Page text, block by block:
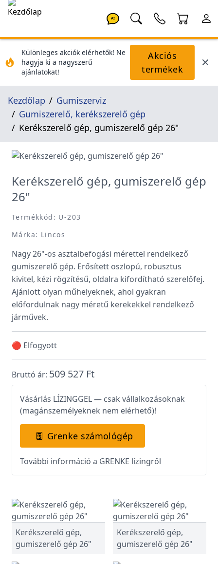
AI
Különleges akciók elérhetők! Ne
hagyja ki a nagyszerű
ajánlatokat!
Akciós
termékek
Kezdőlap
Gumiszerviz
Gumiszerelő, kerékszerelő gép
Kerékszerelő gép, gumiszerelő gép 26"
Kerékszerelő gép, gumiszerelő gép
26"
Termékkód: U-203
Márka: Lincos
Nagy 26"-os asztalbefogási mérettel rendelkező
gumiszerelő gép. Erősített oszlopú, robusztus
kivitel, kézi rögzítésű, oldalra kifordítható szerelőfej.
Ajánlott olyan műhelyeknek, ahol gyakran
előfordulnak nagy méretű kerekekkel rendelkező
járművek.
🔴 Elfogyott
Bruttó ár: 509 527 Ft
Vásárlás LÍZINGGEL — csak vállalkozásoknak
(magánszemélyeknek nem elérhető)!
Grenke számológép
További információ a GRENKE lízingről
Kerékszerelő gép,
gumiszerelő gép 26"
Kerékszerelő gép,
gumiszerelő gép 26"